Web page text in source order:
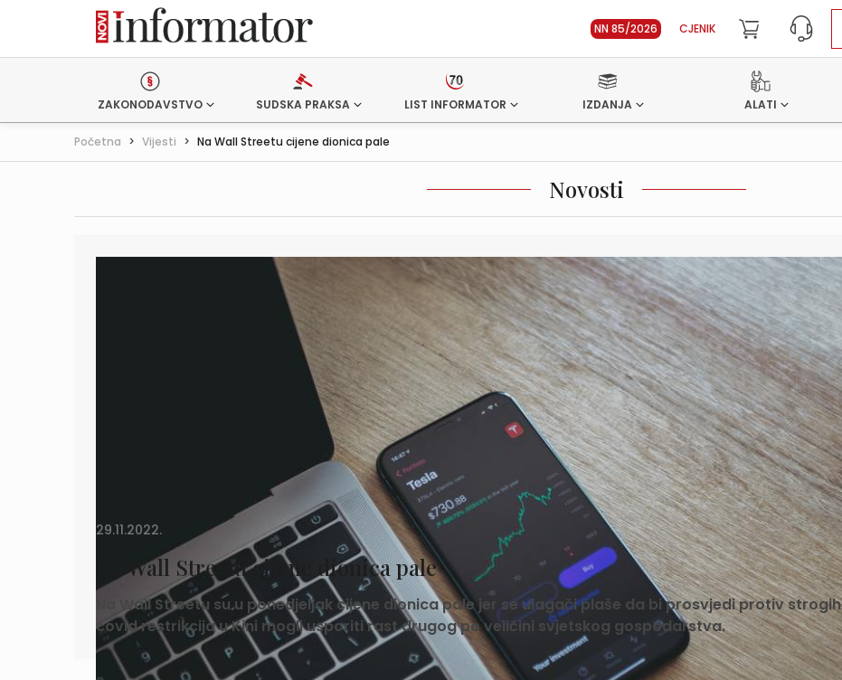
NN 85/2026 CJENIK
ZAKONODAVSTVO SUDSKA PRAKSA LIST INFORMATOR IZDANJA ALATI
Početna > Vijesti > Na Wall Streetu cijene dionica pale
Novosti
29.11.2022.
Na Wall Streetu cijene dionica pale
Na Wall Streetu su u ponedjeljak cijene dionica pale jer se ulagači plaše da bi prosvjedi protiv strogih
covid restrikcija u Kini mogli usporiti rast drugog po veličini svjetskog gospodarstva.